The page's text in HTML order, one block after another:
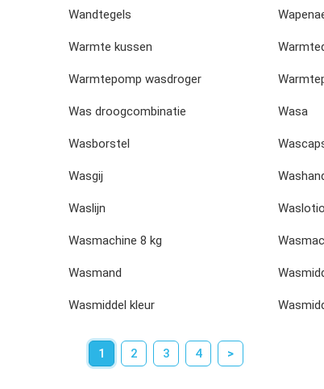
Wandtegels
Warmte kussen
Warmtepomp wasdroger
Was droogcombinatie Wasa
Wasborstel
Wasgij
Waslijn
Wasmachine 8 kg
Wasmand
Wasmiddel kleur
1 2 3 4 >